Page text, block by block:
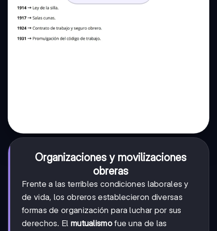
Organizaciones y movilizaciones
obreras
Frente a las terribles condiciones laborales y
de vida, los obreros establecieron diversas
formas de organización para luchar por sus
derechos. El mutualismofue una de las